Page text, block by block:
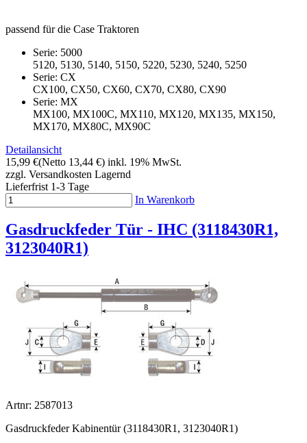
passend für die Case Traktoren
Serie: 5000
5120, 5130, 5140, 5150, 5220, 5230, 5240, 5250
Serie: CX
CX100, CX50, CX60, CX70, CX80, CX90
Serie: MX
MX100, MX100C, MX110, MX120, MX135, MX150,
MX170, MX80C, MX90C
Detailansicht
15,99 €(Netto 13,44 €) inkl. 19% MwSt.
zzgl. Versandkosten Lagernd
Lieferfrist 1-3 Tage
In Warenkorb
Gasdruckfeder Tür - IHC (3118430R1,
3123040R1)
Artnr: 2587013
Gasdruckfeder Kabinentür (3118430R1, 3123040R1)